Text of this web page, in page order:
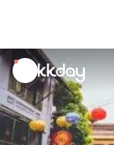
unread
notifications